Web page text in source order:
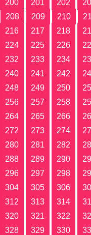
200 201 202
208 209 210
216 217 218
224 225 226
232 233 234
240 241 242
248 249 250
256 257 258
264 265 266
272 273 274
280 281 282
288 289 290
296 297 298
304 305 306
312 313 314
320 321 322
328 329 330